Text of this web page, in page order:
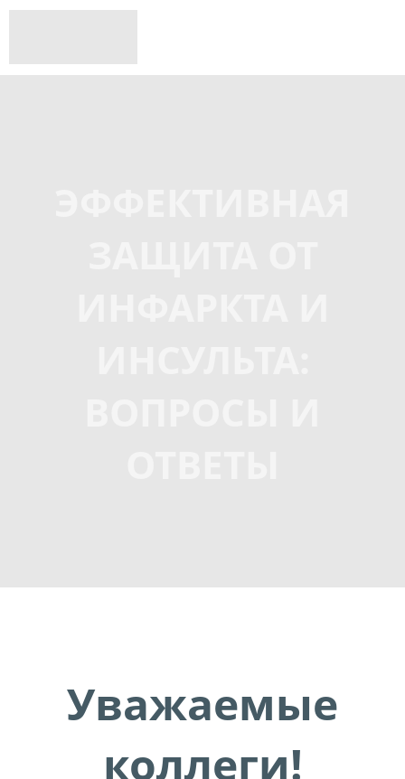
Уважаемые
коллеги!